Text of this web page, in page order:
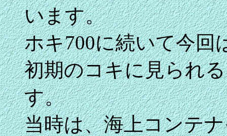
います。
ホキ700に続いて今回
初期のコキに見られ
す。
当時は、海上コンテ